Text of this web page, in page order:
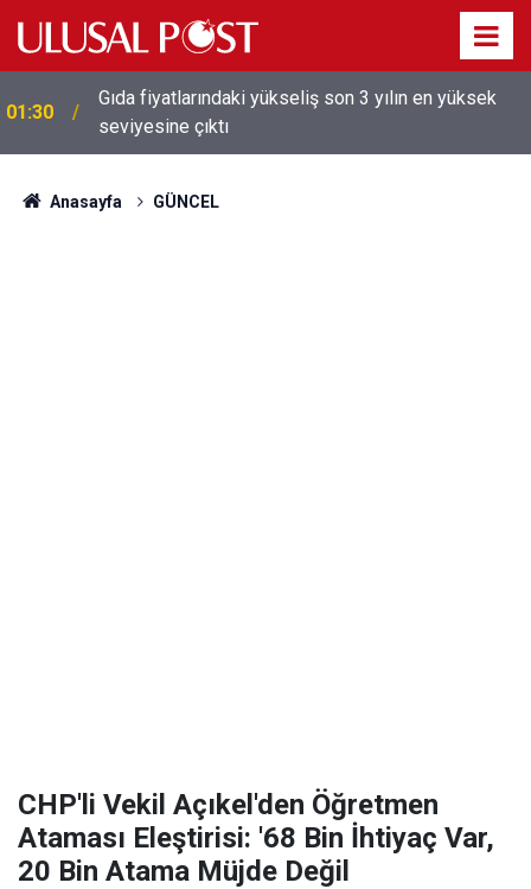
01:26
Galatasaray'dan sekiz kişi hakkında savcılığa suç
duyurusu
Anasayfa GÜNCEL
CHP'li Vekil Açıkel'den Öğretmen
Ataması Eleştirisi: '68 Bin İhtiyaç Var,
20 Bin Atama Müjde Değil